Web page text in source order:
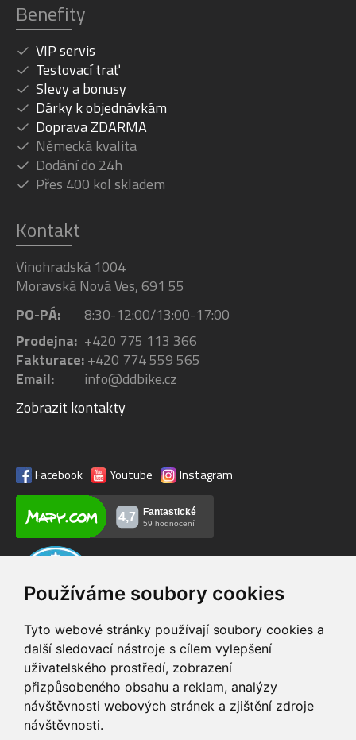
Používáme soubory cookies
Tyto webové stránky používají soubory cookies a
další sledovací nástroje s cílem vylepšení
uživatelského prostředí, zobrazení
přizpůsobeného obsahu a reklam, analýzy
návštěvnosti webových stránek a zjištění zdroje
návštěvnosti.
Benefity
VIP servis
Testovací trať
Slevy a bonusy
Dárky k objednávkám
Doprava ZDARMA
Německá kvalita
Dodání do 24h
Přes 400 kol skladem
Kontakt
Vinohradská 1004
Moravská Nová Ves, 691 55
PO-PÁ:
8:30-12:00/13:00-17:00
Prodejna: +420 775 113 366
Fakturace:+420 774 559 565
Email:
info@ddbike.cz
Zobrazit kontakty
Facebook Youtube Instagram
VIP servis
na zakoupená
elektrokola
Testovací trať
možnost vyzkoušet si
elektrokola
Doprava ZDARMA